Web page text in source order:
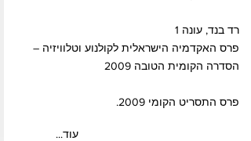
רד בנד, עונה 1
פרס האקדמיה הישראלית לקולנוע וטלוויזיה –
הסדרה הקומית הטובה 2009
פרס התסריט הקומי 2009.
...עוד